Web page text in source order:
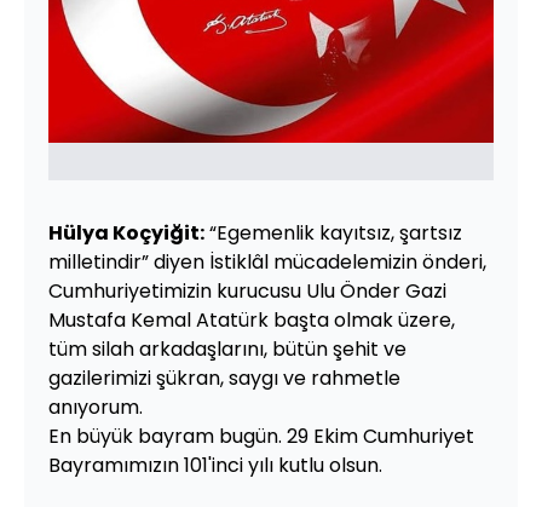
Hülya Koçyiğit:“Egemenlik kayıtsız, şartsız
milletindir” diyen İstiklâl mücadelemizin önderi,
Cumhuriyetimizin kurucusu Ulu Önder Gazi
Mustafa Kemal Atatürk başta olmak üzere,
tüm silah arkadaşlarını, bütün şehit ve
gazilerimizi şükran, saygı ve rahmetle
anıyorum.
En büyük bayram bugün. 29 Ekim Cumhuriyet
Bayramımızın 101'inci yılı kutlu olsun.